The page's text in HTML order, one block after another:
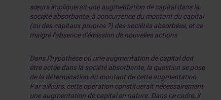
sœurs impliquerait une augmentation de capital dans la
société absorbante, à concurrence du montant du capital
(ou des capitaux propres ?) des sociétés absorbées, et ce
malgré l'absence d'émission de nouvelles actions.
Dans l’hypothèse où une augmentation de capital doit
être actée dans la société absorbante, la question se pose
de la détermination du montant de cette augmentation.
Par ailleurs, cette opération constituerait nécessairement
une augmentation de capital en nature. Dans ce cadre, il